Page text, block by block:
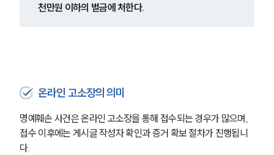
천만원 이하의 벌금에 처한다.
온라인 고소장의 의미
명예훼손 사건은 온라인 고소장을 통해 접수되는 경우가 많으며,
접수 이후에는 게시글 작성자 확인과 증거 확보 절차가 진행됩니
다.